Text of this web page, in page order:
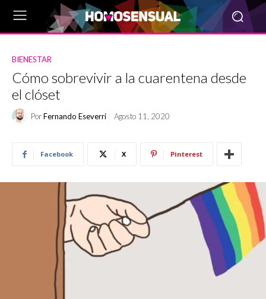
BIENESTAR
Cómo sobrevivir a la cuarentena desde
el clóset
PorFernando Eseverri Agosto 11, 2020
Facebook X Pinterest